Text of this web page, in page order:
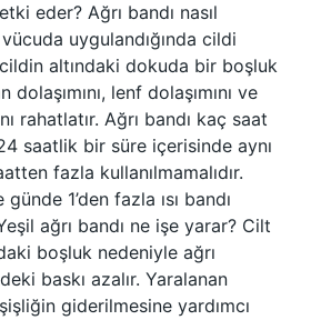
eder? Ağrı bandı nasıl
vücuda uygulandığında cildi
altındaki dokuda bir boşluk
lenf dolaşımını ve
rahatlatır. Ağrı bandı kaç saat
24 saatlik bir süre içerisinde aynı
fazla kullanılmamalıdır.
1’den fazla ısı bandı
ağrı bandı ne işe yarar? Cilt
boşluk nedeniyle ağrı
baskı azalır. Yaralanan
giderilmesine yardımcı